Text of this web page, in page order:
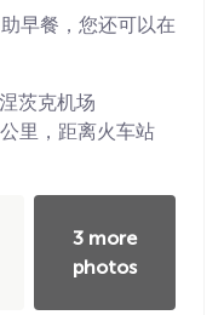
早餐，您还可以在
茨克机场
里，距离火车站
3 more
photos